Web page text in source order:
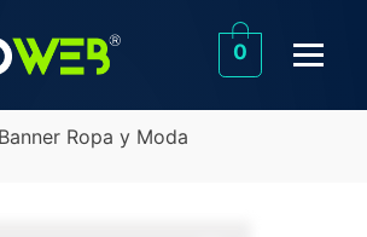
0
Ropa y Moda